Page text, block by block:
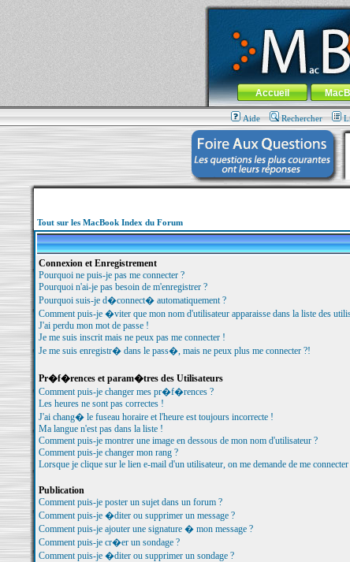
MacBook-fr.com : 100% Apple... 100%
Aller au contenu-Aller au menu
Menu général
Accueil
Aide Rechercher
Tout sur les MacBook Index du Forum
Connexion et Enregistrement
Pourquoi ne puis-je pas me connecter ?
Pourquoi n'ai-je pas besoin de m'enregistrer ?
Pourquoi suis-je d�connect� automatiquement ?
Comment puis-je �viter que mon nom d'utilisateur apparaisse dans la liste des
J'ai perdu mon mot de passe !
Je me suis inscrit mais ne peux pas me connecter !
Je me suis enregistr� dans le pass�, mais ne peux plus me connecter ?!
Pr�f�rences et param�tres des Utilisateurs
Comment puis-je changer mes pr�f�rences ?
Les heures ne sont pas correctes !
J'ai chang� le fuseau horaire et l'heure est toujours incorrecte !
Ma langue n'est pas dans la liste !
Comment puis-je montrer une image en dessous de mon nom d'utilisateur ?
Comment puis-je changer mon rang ?
Lorsque je clique sur le lien e-mail d'un utilisateur, on me demande de me
Publication
Comment puis-je poster un sujet dans un forum ?
Comment puis-je �diter ou supprimer un message ?
Comment puis-je ajouter une signature � mon message ?
Comment puis-je cr�er un sondage ?
Comment puis-je �diter ou supprimer un sondage ?